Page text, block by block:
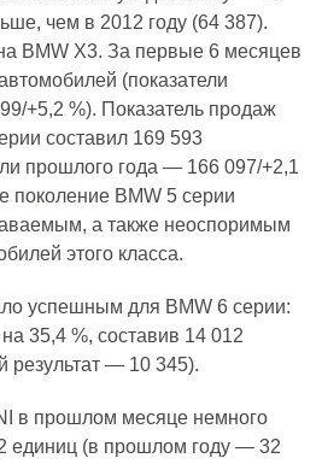
чем в 2012 году (64 387).
BMW X3. За первые 6 месяцев
(показатели
+5,2 %). Показатель продаж
составил 169 593
прошлого года — 166 097/+2,1
поколение BMW 5 серии
а также неоспоримым
этого класса.
успешным для BMW 6 серии:
35,4 %, составив 14 012
результат — 10 345).
в прошлом месяце немного
единиц (в прошлом году — 32